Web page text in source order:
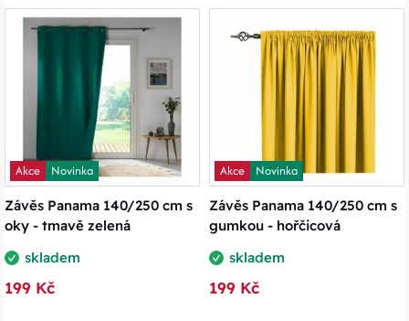
Akce
Novinka
Závěs Panama 140/250 cm s
oky - tmavě zelená
skladem
199 Kč
Akce
Novinka
Závěs Panama 140/250 cm s
gumkou - hořčicová
skladem
199 Kč